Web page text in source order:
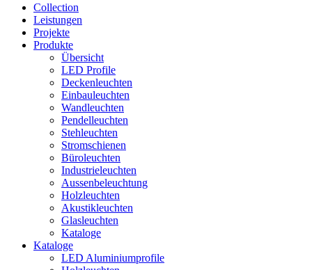
Close
Menu
Collection
Leistungen
Projekte
Produkte
Übersicht
LED Profile
Deckenleuchten
Einbauleuchten
Wandleuchten
Pendelleuchten
Stehleuchten
Stromschienen
Büroleuchten
Industrieleuchten
Aussenbeleuchtung
Holzleuchten
Akustikleuchten
Glasleuchten
Kataloge
Kataloge
LED Aluminiumprofile